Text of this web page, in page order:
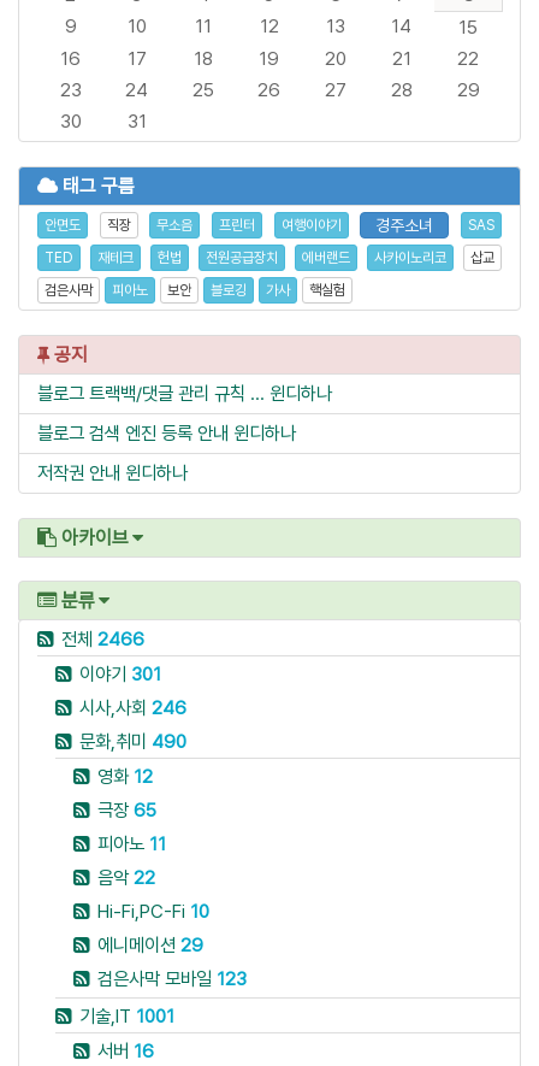
9
10 11 12 13 14
15
16
17 18 19 20 21
22
23
24 25 26 27 28
29
30
31
태그 구름
안면도 직장 무소음 프린터 여행이야기 경주소녀
SAS
TED
재테크 헌법 전원공급장치 에버랜드 사카이노리코
삽교
검은사막
피아노 보안 블로깅 가사 핵실험
공지
블로그 트랙백/댓글 관리 규칙 ... 윈디하나
블로그 검색 엔진 등록 안내 윈디하나
저작권 안내 윈디하나
아카이브
분류
전체 2466
이야기 301
시사,사회 246
문화,취미 490
영화 12
극장65
피아노 11
음악22
Hi-Fi,PC-Fi 10
에니메이션 29
검은사막 모바일 123
기술,IT 1001
서버 16